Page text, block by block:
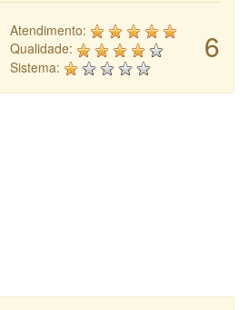
6
Atendimento:
Qualidade:
Sistema: